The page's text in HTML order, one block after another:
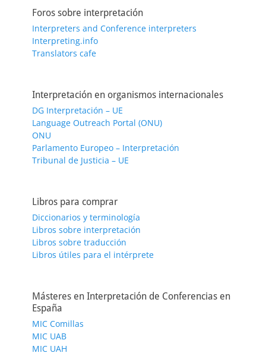
Foros sobre interpretación
Interpreters and Conference interpreters
Interpreting.info
Translators cafe
Interpretación en organismos internacionales
DG Interpretación – UE
Language Outreach Portal (ONU)
ONU
Parlamento Europeo – Interpretación
Tribunal de Justicia – UE
Libros para comprar
Diccionarios y terminología
Libros sobre interpretación
Libros sobre traducción
Libros útiles para el intérprete
Másteres en Interpretación de Conferencias en
España
MIC Comillas
MIC UAB
MIC UAH